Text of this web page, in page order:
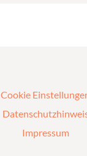
Cookie
Impressum